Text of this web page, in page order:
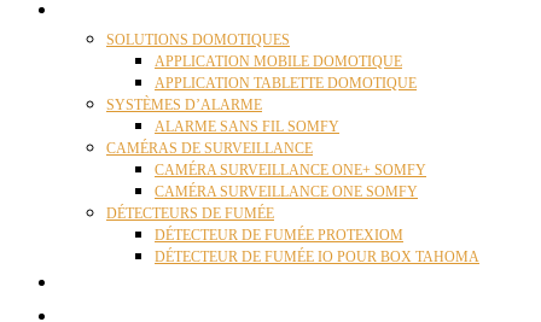
SOLUTIONS DOMOTIQUES
APPLICATION MOBILE DOMOTIQUE
APPLICATION TABLETTE DOMOTIQUE
SYSTÈMES D’ALARME
ALARME SANS FIL SOMFY
CAMÉRAS DE SURVEILLANCE
CAMÉRA SURVEILLANCE ONE+ SOMFY
CAMÉRA SURVEILLANCE ONE SOMFY
DÉTECTEURS DE FUMÉE
DÉTECTEUR DE FUMÉE PROTEXIOM
DÉTECTEUR DE FUMÉE IO POUR BOX TAHOMA